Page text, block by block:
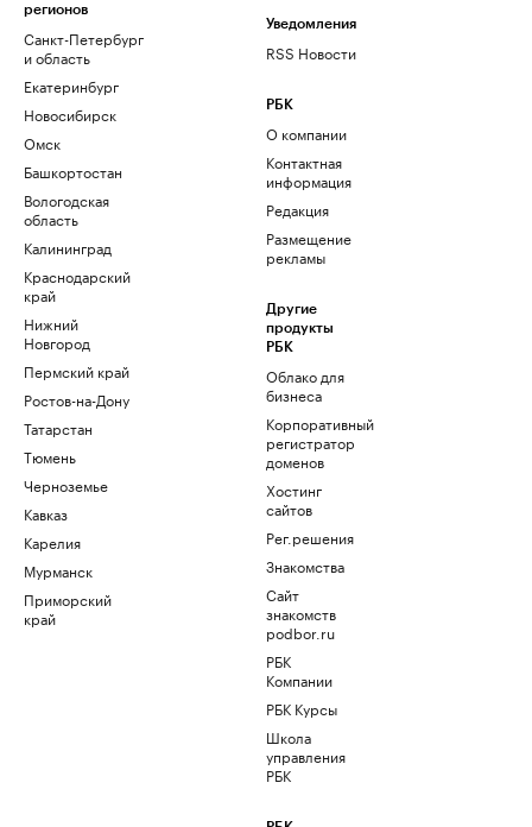
регионов
Санкт-Петербург
и область
Екатеринбург
Новосибирск
Омск
Башкортостан
Вологодская
область
Калининград
Краснодарский
край
Нижний
Новгород
Пермский край
Ростов-на-Дону
Татарстан
Тюмень
Черноземье
Кавказ
Карелия
Мурманск
Приморский
край
Уведомления
RSS Новости
РБК
О компании
Контактная
информация
Редакция
Размещение
рекламы
Другие
продукты
РБК
Облако для
бизнеса
Корпоративный
регистратор
доменов
Хостинг
сайтов
Рег.решения
Знакомства
Сайт
знакомств
podbor.ru
РБК
Компании
РБК Курсы
Школа
управления
РБК